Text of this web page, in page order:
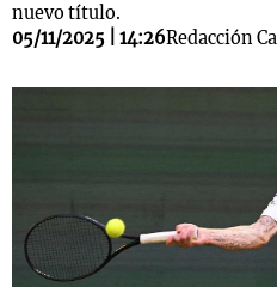
nuevo título.
05/11/2025 | 14:26Redacción